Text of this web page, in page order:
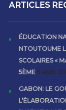
ARTICLES
ÉDUCATION
NTOUTOUME
SCOLAIRES «
5ÈME 5 août
GABON: LE